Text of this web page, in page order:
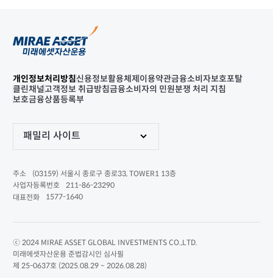
개인정보처리방침신용정보활용체제 이용약관금융소비자보호포탈
클린채널고객정보 취급방침금융소비자의 민원분쟁 처리 지침
보호금융상품등록부
패밀리 사이트
주소
(03159) 서울시 종로구 종로33, TOWER1 13층
사업자등록번호
211-86-23290
대표전화
1577-1640
ⓒ 2024 MIRAE ASSET GLOBAL INVESTMENTS CO.,LTD.
미래에셋자산운용 준법감시인 심사필
제 25-0637호 (2025.08.29 ~ 2026.08.28)